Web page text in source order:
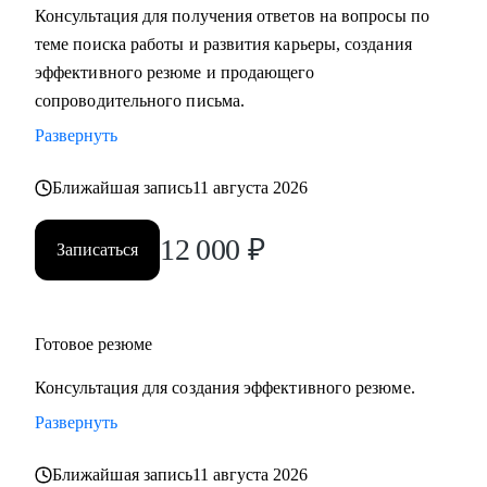
С чем помогу:
• Разработать карьерную стратегию и план перехода в IT из
других сфер.
• Определить, какие из имеющихся навыков можно
смены вектора.
• Правильно преподнести текущий опыт как в резюме, так
и в самопрезентации на интервью.
• Разобраться в рынке IT и его трендах.
Кому могу помочь:
в направлениях: Разработка, Тестирование, Техническая
поддержка, Прикладное и системное администрирование,
Системная аналитика
Консультация для получения ответов на вопросы по
теме поиска работы и развития карьеры, создания
эффективного резюме и продающего
сопроводительного письма.
Развернуть
Ближайшая запись11 августа 2026
Записаться 12 000 ₽
Готовое резюме
Консультация для создания эффективного резюме.
Развернуть
Ближайшая запись11 августа 2026